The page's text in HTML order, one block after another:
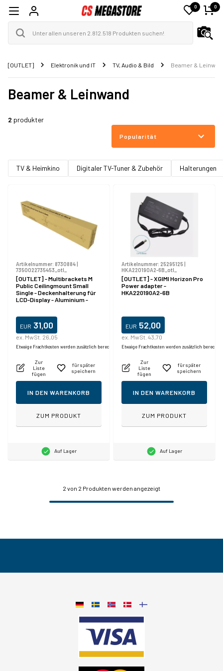
0 0
[OUTLET] Elektronik und IT TV, Audio & Bild Beamer &
Beamer & Leinwand
2 produkter
Popularität
TV & Heimkino Digitaler TV-Tuner & Zubehör Halterungen
Artikelnummer: 8730884|
7350022735453_otl_
[OUTLET] - Multibrackets M
Public Ceilingmount Small
Single - Deckenhalterung für
LCD-Display - Aluminium -
EUR 31,00
ex. MwSt. 26,05
Etwaige Frachtkosten werden zusätzlich berechnet.
Zur
Liste
fügen
für später
speichern
IN DEN WARENKORB
ZUM PRODUKT
Auf Lager
Artikelnummer: 25295125|
HKA220190A2-6B_otl_
[OUTLET] - XGIMI Horizon Pro
Power adapter -
HKA220190A2-6B
EUR 52,00
ex. MwSt. 43,70
Etwaige Frachtkosten werden zusätzlich
Zur
Liste
fügen
für später
speichern
IN DEN WARENKORB
ZUM PRODUKT
Auf Lager
2 von 2 Produkten werden angezeigt